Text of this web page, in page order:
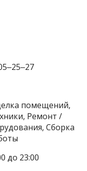
помещений,
Ремонт /
Сборка
до 23:00